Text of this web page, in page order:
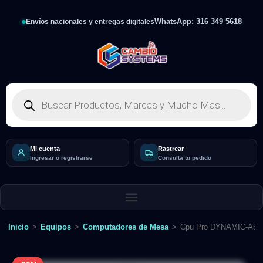
Envíos nacionales y entregas digitalesWhatsApp: 316 349 5618
Mi cuenta
Ingresar o registrarse
Rastrear
Consulta tu pedido
Inicio > Equipos > Computadores de Mesa > Cpu Pro DYNAMIC-